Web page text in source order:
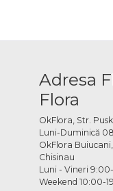
Adresa
Flora
OkFlora, Str.
Luni-Duminică
OkFlora
Chisinau
Luni - Vineri
Weekend 10:00-